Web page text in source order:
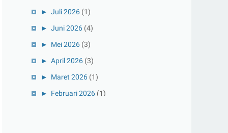
► Juli 2026 (1)
► Juni 2026 (4)
► Mei 2026 (3)
► April 2026 (3)
► Maret 2026 (1)
► Februari 2026 (1)